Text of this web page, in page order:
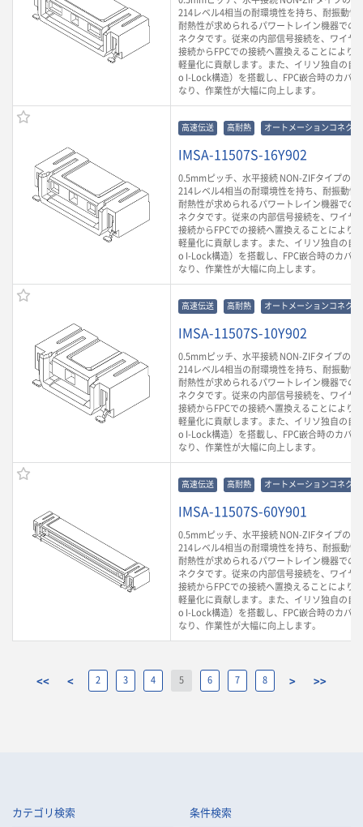
214レベル4相当の耐環境性を持ち、耐振動
耐熱性が求められるパワートレイン機器での
ネクタです。従来の内部信号接続を、ワイヤ
接続からFPCでの接続へ置換えることにより
軽量化に貢献します。また、イリソ独自の自
o I-Lock構造）を搭載し、FPC嵌合時のカバ
なり、作業性が大幅に向上します。
高速伝送 高耐熱 オートメーションコネクタ
IMSA-11507S-16Y902
0.5mmピッチ、水平接続 NON-ZIFタイプの
214レベル4相当の耐環境性を持ち、耐振動
耐熱性が求められるパワートレイン機器での
ネクタです。従来の内部信号接続を、ワイヤ
接続からFPCでの接続へ置換えることにより
軽量化に貢献します。また、イリソ独自の自
o I-Lock構造）を搭載し、FPC嵌合時のカバ
なり、作業性が大幅に向上します。
高速伝送 高耐熱 オートメーションコネクタ
IMSA-11507S-10Y902
0.5mmピッチ、水平接続 NON-ZIFタイプの
214レベル4相当の耐環境性を持ち、耐振動
耐熱性が求められるパワートレイン機器での
ネクタです。従来の内部信号接続を、ワイヤ
接続からFPCでの接続へ置換えることにより
軽量化に貢献します。また、イリソ独自の自
o I-Lock構造）を搭載し、FPC嵌合時のカバ
なり、作業性が大幅に向上します。
高速伝送 高耐熱 オートメーションコネクタ
IMSA-11507S-60Y901
0.5mmピッチ、水平接続 NON-ZIFタイプの
214レベル4相当の耐環境性を持ち、耐振動
耐熱性が求められるパワートレイン機器での
ネクタです。従来の内部信号接続を、ワイヤ
接続からFPCでの接続へ置換えることにより
軽量化に貢献します。また、イリソ独自の自
o I-Lock構造）を搭載し、FPC嵌合時のカバ
なり、作業性が大幅に向上します。
<< < 2 3 4 5 6 7 8 > >>
カテゴリ検索 条件検索